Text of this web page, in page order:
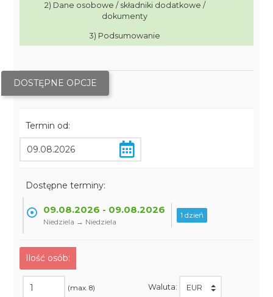
2) Dane osobowe / składniki dodatkowe /
dokumenty
3) Podsumowanie
DOSTĘPNE OPCJE
Termin od:
Dostępne terminy:
09.08.2026 - 09.08.2026
Niedziela → Niedziela
1 dzień
Ilość osób:
(max. 8) Waluta: